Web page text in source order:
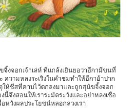
งจอกเจ้าเล่ห์ ที่แกล้งเยินยอว่าอีกามีขนที่
ความหลงระเริงในคำชมทำให้อีกาอ้าปาก
ตุให้ชีสที่คาบไว้ตกลงมาและถูกสุนัขจิ้งจอก
จึงสอนให้เราระมัดระวังและอย่าหลงเชื่อ
หวังผลประโยชน์หลอกลวงเรา